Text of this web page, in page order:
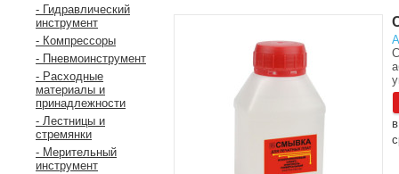
- Гидравлический
инструмент
- Компрессоры
- Пневмоинструмент
- Расходные
материалы и
принадлежности
- Лестницы и
стремянки
- Мерительный
инструмент